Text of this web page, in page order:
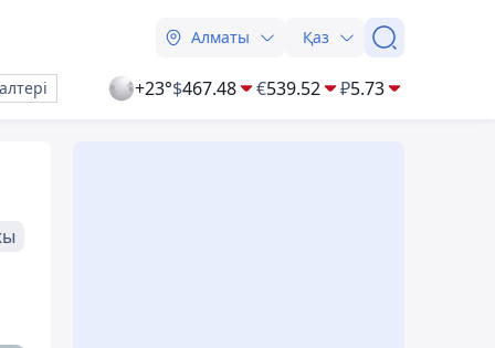
Алматы Қаз
+23°$467.48 €539.52 ₽5.73